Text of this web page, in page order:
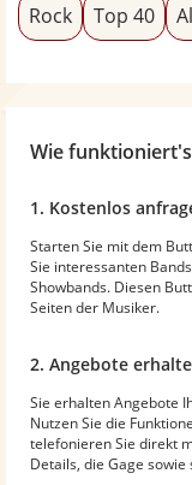
Rock Top 40
Wie
1. Kostenlos
Starten Sie mit dem
Sie interessanten
Showbands. Diesen
Seiten der Musiker.
2. Angebote
Sie erhalten Angebote
Nutzen Sie die
telefonieren Sie direkt
Details, die Gage